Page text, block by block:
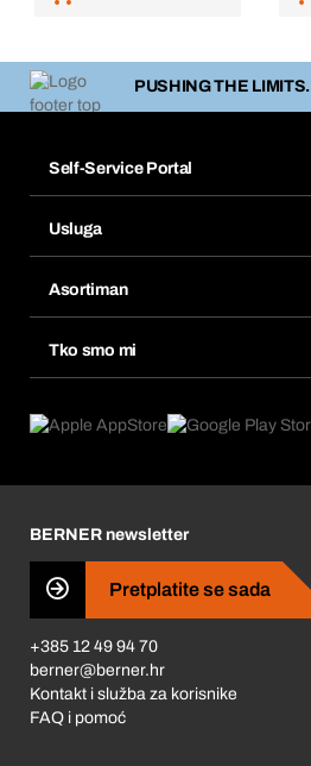
PUSHING THE LIMITS.
Self-Service Portal
Popisi želja
Ponovno naručivanje
Pretplate
Usluga
Tražitelji proizvoda
Asortiman
Tko smo mi
Što nas pokreće
Business Conduct
BERNER newsletter
Pretplatite se sada
+385 12 49 94 70
berner@berner.hr
Kontakt i služba za korisnike
FAQ i pomoć